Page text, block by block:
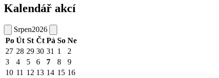
Kalendář akcí
Srpen2026
Po Út St Čt Pá So Ne
27 28 29 30 31 1
2
3
4 5 6 7 8
9
10 11 12 13 14 15 16